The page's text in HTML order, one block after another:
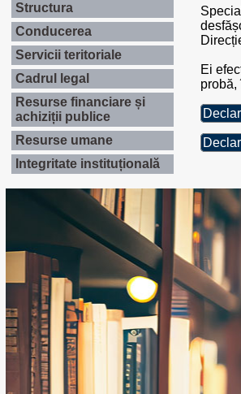
Structura
Conducerea
Servicii teritoriale
Cadrul legal
Resurse financiare și
achiziții publice
Resurse umane
Integritate instituțională
Ei
probă,